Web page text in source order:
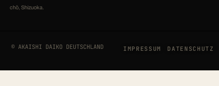
chō, Shizuoka.
© AKAISHI DAIKO DEUTSCHLAND DATENSCHUTZ
IMPRESSUM